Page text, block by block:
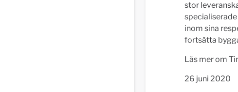
stor
inom sina
fortsätta
Läs mer om
26 juni 2020